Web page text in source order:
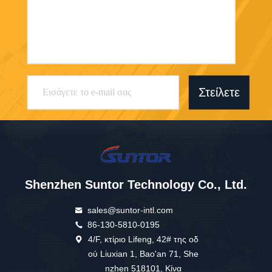
Στείλετε
Shenzhen Suntor Technology Co., Ltd.
sales@suntor-intl.com
86-130-5810-0195
4/F, κτίριο Lifeng, 42# της οδ
ού Liuxian 1, Bao'an 71, She
nzhen 518101, Κίνα